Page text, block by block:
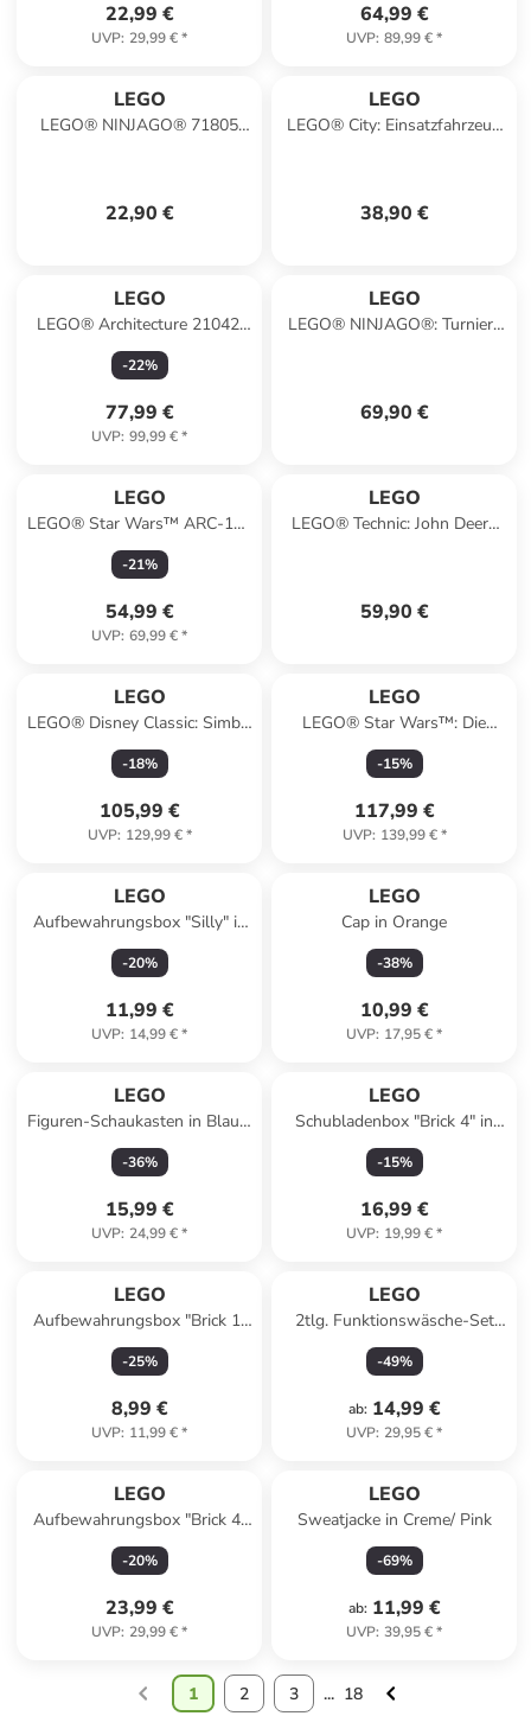
22,99 €
UVP: 29,99 €*
64,99 €
UVP: 89,99 €*
LEGO
LEGO® NINJAGO® 71805
22,90 €
LEGO
LEGO® City: Einsatzfahrzeug
38,90 €
LEGO
LEGO® Architecture 21042:
Freiheitsstatue - ab 16 Jahren
-22%
77,99 €
UVP: 99,99 €*
LEGO
LEGO® NINJAGO®: Turnier-
69,90 €
LEGO
LEGO® Star Wars™ ARC-170
Starfighter™ - ab 9 Jahren
-21%
54,99 €
UVP: 69,99 €*
LEGO
LEGO® Technic: John Deere
59,90 €
LEGO
LEGO® Disney Classic: Simba,
der junge König der Löwen -
ab 18 Jahren
-18%
105,99 €
UVP: 129,99 €*
LEGO
LEGO® Star Wars™: Die
Onyx Cinder - ab 10 Jahren
-15%
117,99 €
UVP: 139,99 €*
LEGO
Aufbewahrungsbox "Silly" in
Gelb - (H)11,5 x Ø 10,2 cm
-20%
11,99 €
UVP: 14,99 €*
LEGO
Cap in Orange
-38%
10,99 €
UVP: 17,95 €*
LEGO
Figuren-Schaukasten in Blau -
(B)19,1 x (H)18,4 x (T)4,7 cm
-36%
15,99 €
UVP: 24,99 €*
LEGO
Schubladenbox "Brick 4" in
Weiß - (B)15,8 x (H)11,3 x
(T)15,8 cm
-15%
16,99 €
UVP: 19,99 €*
LEGO
Aufbewahrungsbox "Brick 1"
in Gelb - (H)18,3 x Ø 12,3 cm
-25%
8,99 €
UVP: 11,99 €*
LEGO
2tlg. Funktionswäsche-Set
"Agan 804" in Rosa/ Pink
-49%
ab: 14,99 €
UVP: 29,95 €*
LEGO
Aufbewahrungsbox "Brick 4"
in Lila - (B)25 x (H)18 x (T)25
cm
-20%
23,99 €
UVP: 29,99 €*
LEGO
Sweatjacke in Creme/ Pink
-69%
ab: 11,99 €
UVP: 39,95 €*
1 2 3 ... 18